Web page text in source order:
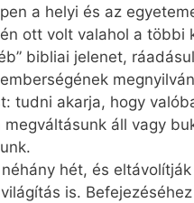
a helyi és az
ott volt valahol a többi
bibliai jelenet,
tudni akarja, hogy
megváltásunk áll vagy
hét, és
is.